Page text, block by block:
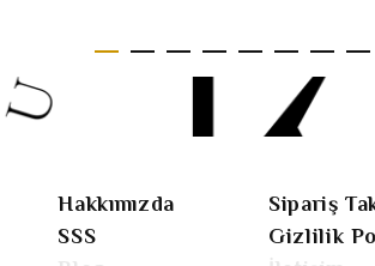
Hakkımızda
Sipariş
SSS
Gizlilik